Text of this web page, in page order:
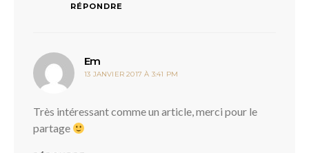
RÉPONDRE
Em
13 JANVIER 2017 À 3:41 PM
Très intéressant comme un article, merci pour le
partage